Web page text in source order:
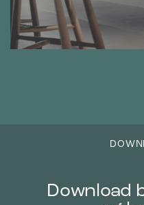
Download